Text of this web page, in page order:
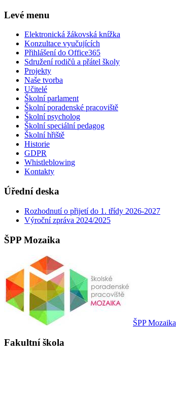
Levé menu
Elektronická žákovská knížka
Konzultace vyučujících
Přihlášení do Office365
Sdružení rodičů a přátel školy
Projekty
Naše tvorba
Učitelé
Školní parlament
Školní poradenské pracoviště
Školní psycholog
Školní speciální pedagog
Školní hřiště
Historie
GDPR
Whistleblowing
Kontakty
Úřední deska
Rozhodnutí o přijetí do 1. třídy 2026-2027
Výroční zpráva 2024/2025
ŠPP Mozaika
ŠPP Mozaika
Fakultní škola